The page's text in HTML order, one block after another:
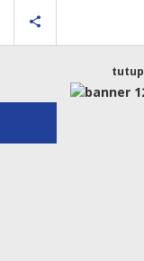
tutup